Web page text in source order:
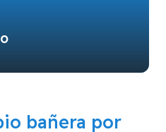
bañera por